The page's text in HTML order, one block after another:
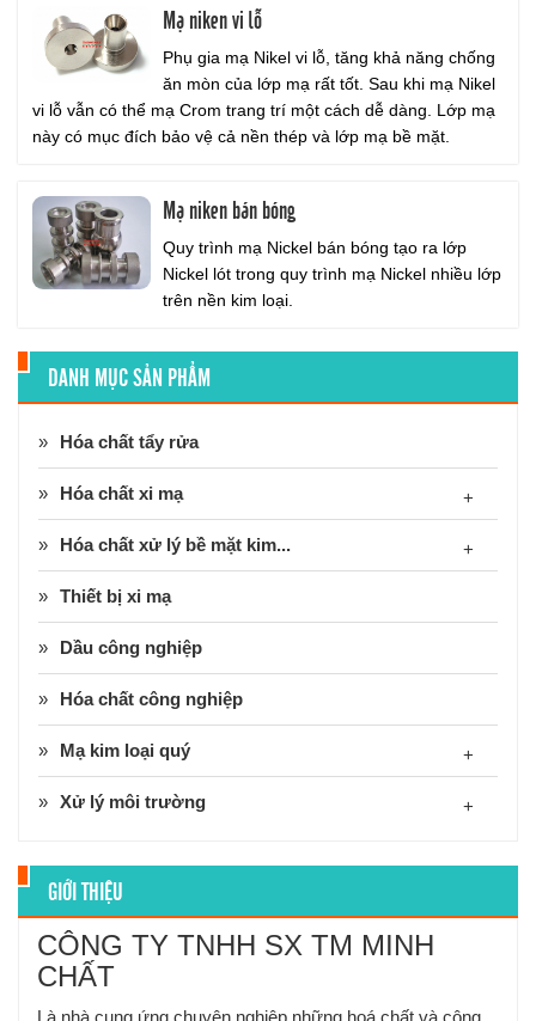
Mạ niken vi lỗ
Phụ gia mạ Nikel vi lỗ, tăng khả năng chống
ăn mòn của lớp mạ rất tốt. Sau khi mạ Nikel
vi lỗ vẫn có thể mạ Crom trang trí một cách dễ dàng. Lớp mạ
này có mục đích bảo vệ cả nền thép và lớp mạ bề mặt.
Mạ niken bán bóng
Quy trình mạ Nickel bán bóng tạo ra lớp
Nickel lót trong quy trình mạ Nickel nhiều lớp
trên nền kim loại.
DANH MỤC SẢN PHẨM
Hóa chất tẩy rửa
Hóa chất xi mạ +
Hóa chất xử lý bề mặt kim... +
Thiết bị xi mạ
Dầu công nghiệp
Hóa chất công nghiệp
Mạ kim loại quý +
Xử lý môi trường +
GIỚI THIỆU
CÔNG TY TNHH SX TM MINH
CHẤT
Là nhà cung ứng chuyên nghiệp những hoá chất và công